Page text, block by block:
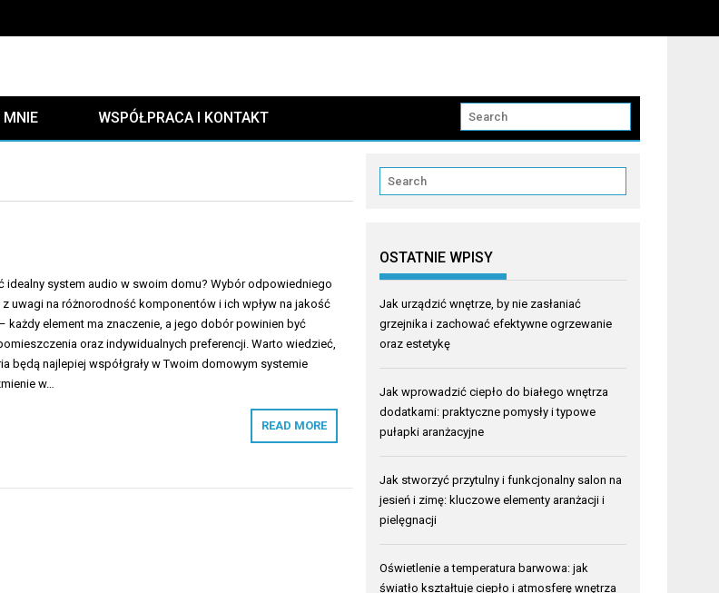
MNIE WSPÓŁPRACA I KONTAKT
idealny system audio w swoim domu? Wybór odpowiedniego
uwagi na różnorodność komponentów i ich wpływ na jakość
każdy element ma znaczenie, a jego dobór powinien być
oraz indywidualnych preferencji. Warto wiedzieć,
będą najlepiej współgrały w Twoim domowym systemie
w…
READ MORE
OSTATNIE WPISY
Jak urządzić wnętrze, by nie zasłaniać
grzejnika i zachować efektywne ogrzewanie
oraz estetykę
Jak wprowadzić ciepło do białego wnętrza
dodatkami: praktyczne pomysły i typowe
pułapki aranżacyjne
Jak stworzyć przytulny i funkcjonalny salon na
jesień i zimę: kluczowe elementy aranżacji i
pielęgnacji
Oświetlenie a temperatura barwowa: jak
światło kształtuje ciepło i atmosferę wnętrza